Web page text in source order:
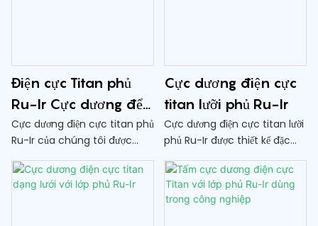
Điện cực Titan phủ
Ru-Ir Cực dương để
khử trùng rau quả
Máy tiệt trùng
Cực dương điện cực titan phủ
Ru-Ir của chúng tôi được
thiết kế đặc biệt cho máy tiệt
trùng khử trùng rau quả.
Công nghệ tiên tiến của nó
Cực dương điện cực
titan lưỡi phủ Ru-Ir
Cực dương điện cực titan lưỡi
phủ Ru-Ir được thiết kế đặc
biệt cho máy rau quả. Công
nghệ tiên tiến của nó cung
cấp khả năng khử trùng hiệu
quả và hiệu quả để đảm bảo